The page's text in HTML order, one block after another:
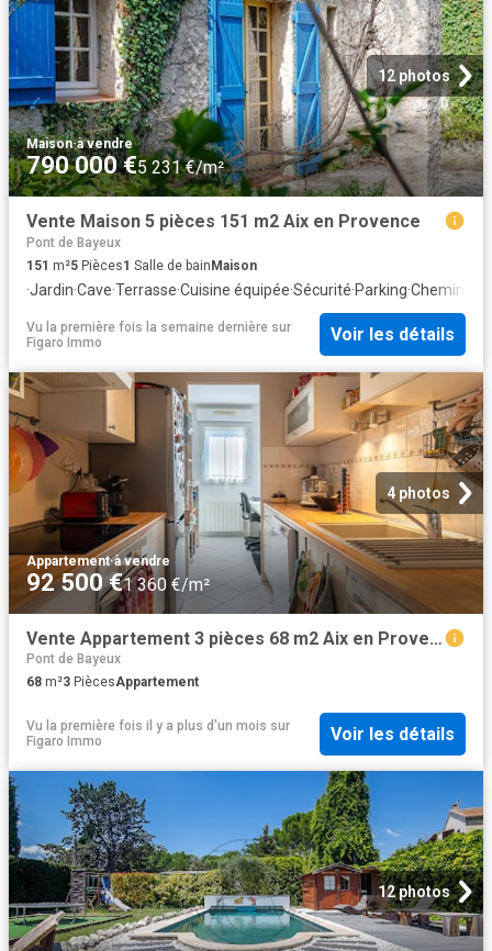
12 photos
Maison·à vendre
790 000 €5 231 €/m²
Vente Maison 5 pièces 151 m2 Aix en Provence
Pont de Bayeux
151 m²5 Pièces1 Salle de bainMaison
·Jardin·Cave·Terrasse·Cuisine équipée·Sécurité·Parking·Cheminée
Vu la première fois la semaine dernière sur
Figaro Immo
Voir les détails
4 photos
Appartement·à vendre
92 500 €1 360 €/m²
Vente Appartement 3 pièces 68 m2 Aix en Provence
Pont de Bayeux
68 m²3 PiècesAppartement
Vu la première fois il y a plus d'un mois sur
Figaro Immo
Voir les détails
12 photos